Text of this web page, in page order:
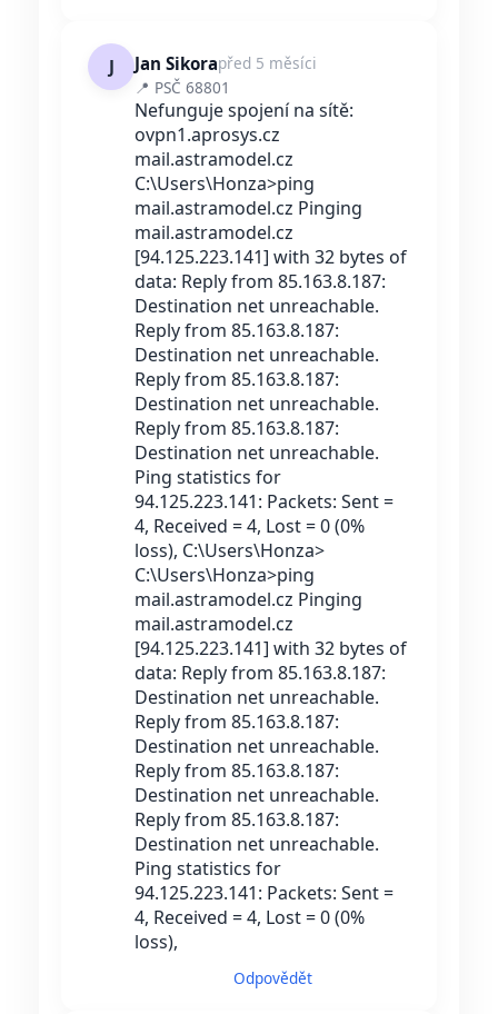
J Jan Sikorapřed 5 měsíci
📍 PSČ 68801
Nefunguje spojení na sítě:
ovpn1.aprosys.cz
mail.astramodel.cz
C:\Users\Honza>ping
mail.astramodel.cz Pinging
mail.astramodel.cz
[94.125.223.141] with 32 bytes of
data: Reply from 85.163.8.187:
Destination net unreachable.
Reply from 85.163.8.187:
Destination net unreachable.
Reply from 85.163.8.187:
Destination net unreachable.
Reply from 85.163.8.187:
Destination net unreachable.
Ping statistics for
94.125.223.141: Packets: Sent =
4, Received = 4, Lost = 0 (0%
loss), C:\Users\Honza>
C:\Users\Honza>ping
mail.astramodel.cz Pinging
mail.astramodel.cz
[94.125.223.141] with 32 bytes of
data: Reply from 85.163.8.187:
Destination net unreachable.
Reply from 85.163.8.187:
Destination net unreachable.
Reply from 85.163.8.187:
Destination net unreachable.
Reply from 85.163.8.187:
Destination net unreachable.
Ping statistics for
94.125.223.141: Packets: Sent =
4, Received = 4, Lost = 0 (0%
loss),
Odpovědět